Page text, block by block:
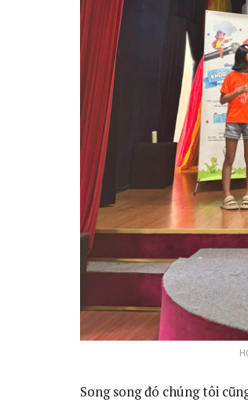
Song song đó chúng tôi